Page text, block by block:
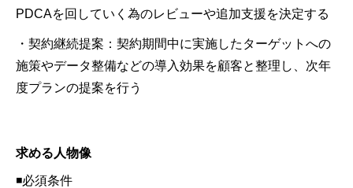
PDCAを回していく為のレビューや追加支援を決定する
・契約継続提案：契約期間中に実施したターゲットへの
施策やデータ整備などの導入効果を顧客と整理し、次年
度プランの提案を行う
求める人物像
◾️必須条件